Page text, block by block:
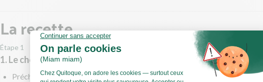
La recette
Étape 1
1. Le chou
Préchauffez votre four à 200°C en chaleur tournante !